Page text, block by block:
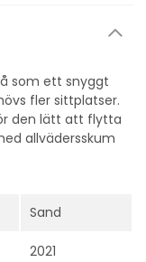
som ett snyggt
fler sittplatser.
den lätt att flytta
allvädersskum
Sand
2021